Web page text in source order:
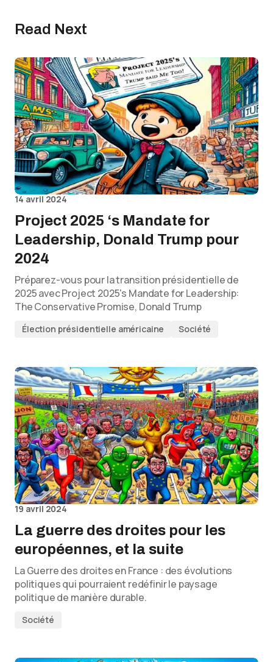
Read Next
14 avril 2024
Project 2025 ‘s Mandate for
Leadership, Donald Trump pour
2024
Préparez-vous pour la transition présidentielle de
2025 avec Project 2025's Mandate for Leadership:
The Conservative Promise, Donald Trump
Élection présidentielle américaine Société
19 avril 2024
La guerre des droites pour les
européennes, et la suite
La Guerre des droites en France : des évolutions
politiques qui pourraient redéfinir le paysage
politique de manière durable.
Société